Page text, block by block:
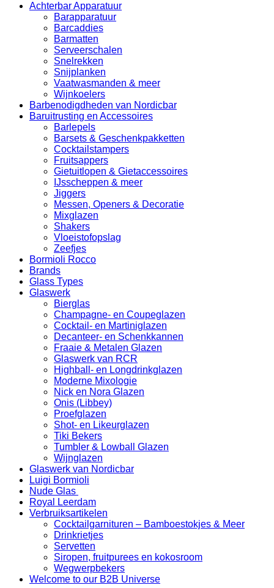
Achterbar Apparatuur
Barapparatuur
Barcaddies
Barmatten
Serveerschalen
Snelrekken
Snijplanken
Vaatwasmanden & meer
Wijnkoelers
Barbenodigdheden van Nordicbar
Baruitrusting en Accessoires
Barlepels
Barsets & Geschenkpakketten
Cocktailstampers
Fruitsappers
Gietuitlopen & Gietaccessoires
IJsscheppen & meer
Jiggers
Messen, Openers & Decoratie
Mixglazen
Shakers
Vloeistofopslag
Zeefjes
Bormioli Rocco
Brands
Glass Types
Glaswerk
Bierglas
Champagne- en Coupeglazen
Cocktail- en Martiniglazen
Decanteer- en Schenkkannen
Fraaie & Metalen Glazen
Glaswerk van RCR
Highball- en Longdrinkglazen
Moderne Mixologie
Nick en Nora Glazen
Onis (Libbey)
Proefglazen
Shot- en Likeurglazen
Tiki Bekers
Tumbler & Lowball Glazen
Wijnglazen
Glaswerk van Nordicbar
Luigi Bormioli
Nude Glas
Royal Leerdam
Verbruiksartikelen
Cocktailgarnituren – Bamboestokjes & Meer
Drinkrietjes
Servetten
Siropen, fruitpurees en kokosroom
Wegwerpbekers
Welcome to our B2B Universe